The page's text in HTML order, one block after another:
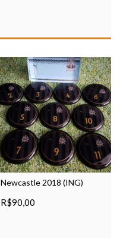
Newcastle 2018 (ING)
R$90,00